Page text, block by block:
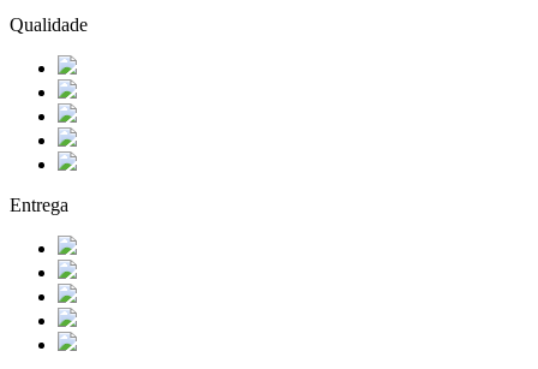
Qualidade
Entrega